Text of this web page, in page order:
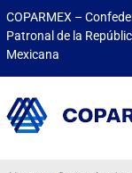
COPARMEX –
Patronal de la
Mexicana